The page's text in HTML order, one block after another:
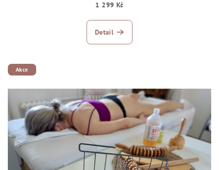
1 299 Kč
Detail
Akce